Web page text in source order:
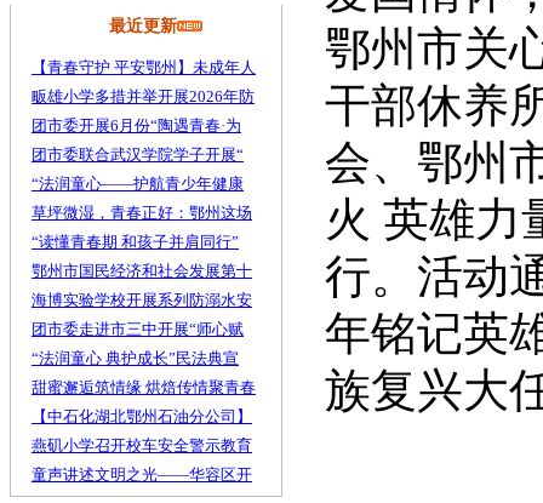
最近更新
【青春守护 平安鄂州】未成年人
畈雄小学多措并举开展2026年防
团市委开展6月份“陶遇青春·为
团市委联合武汉学院学子开展“
“法润童心——护航青少年健康
草坪微湿，青春正好：鄂州这场
“读懂青春期 和孩子并肩同行”
鄂州市国民经济和社会发展第十
海博实验学校开展系列防溺水安
团市委走进市三中开展“师心赋
“法润童心 典护成长”民法典宣
甜蜜邂逅筑情缘 烘焙传情聚青春
【中石化湖北鄂州石油分公司】
燕矶小学召开校车安全警示教育
童声讲述文明之光——华容区开
鄂州市关
干部休养
会、鄂州
火 英雄力
行。活动
年铭记英
族复兴大